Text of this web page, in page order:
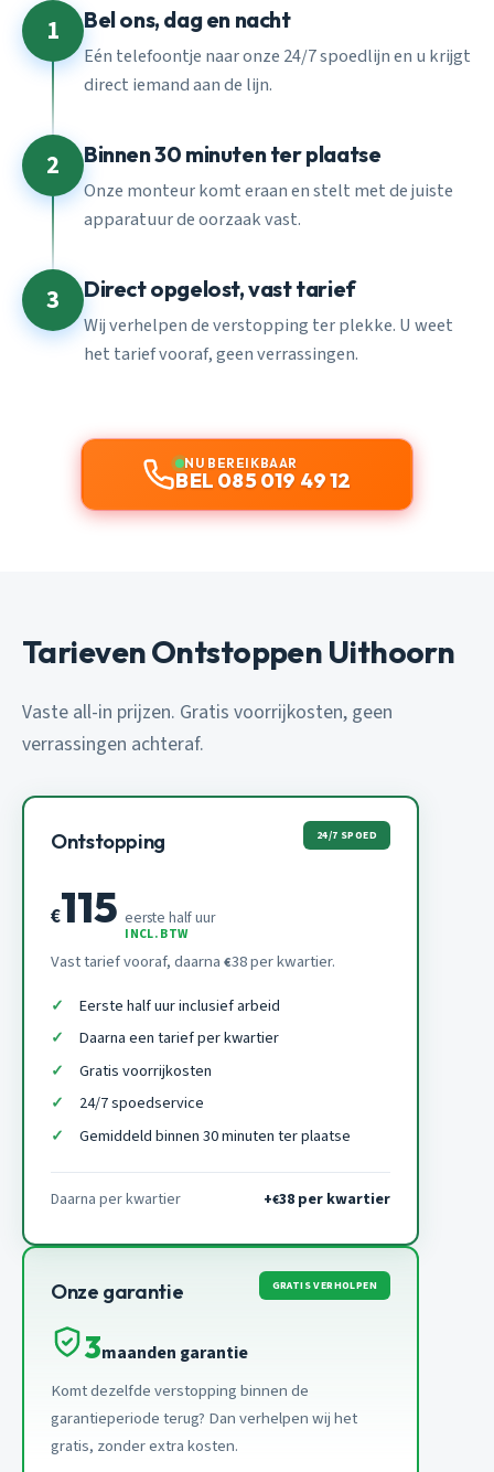
1 Bel ons, dag en nacht
Eén telefoontje naar onze 24/7 spoedlijn en u krijgt
direct iemand aan de lijn.
2 Binnen 30 minuten ter plaatse
Onze monteur komt eraan en stelt met de juiste
apparatuur de oorzaak vast.
3 Direct opgelost, vast tarief
Wij verhelpen de verstopping ter plekke. U weet
het tarief vooraf, geen verrassingen.
NU BEREIKBAAR
BEL 085 019 49 12
Tarieven Ontstoppen Uithoorn
Vaste all-in prijzen. Gratis voorrijkosten, geen
verrassingen achteraf.
Ontstopping 24/7 SPOED
€115 eerste half uur
INCL. BTW
Vast tarief vooraf, daarna €38 per kwartier.
Eerste half uur inclusief arbeid
Daarna een tarief per kwartier
Gratis voorrijkosten
24/7 spoedservice
Gemiddeld binnen 30 minuten ter plaatse
Daarna per kwartier +€38 per kwartier
Onze garantie GRATIS VERHOLPEN
3maanden garantie
Komt dezelfde verstopping binnen de
garantieperiode terug? Dan verhelpen wij het
gratis, zonder extra kosten.